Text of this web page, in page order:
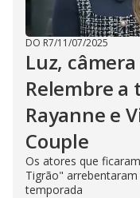
DO R7/11/07/2025
Luz,
Relembre a
Rayanne e
Couple
Os atores que
Tigrão"
temporada